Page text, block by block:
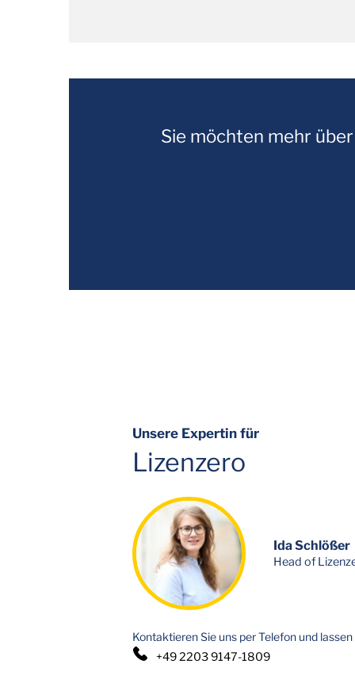
Sie möchten mehr
Unsere Expertin für
Lizenzero
Ida Schlößer
Head of
Kontaktieren Sie uns per Telefon und
+49 2203 9147-1809